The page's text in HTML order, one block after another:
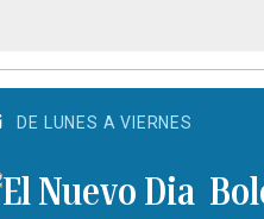
DE LUNES A VIERNES